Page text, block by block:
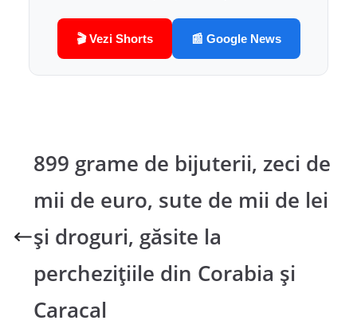
🎬 Vezi Shorts 📰 Google News
899 grame de bijuterii, zeci de
mii de euro, sute de mii de lei
și droguri, găsite la
perchezițiile din Corabia și
Caracal